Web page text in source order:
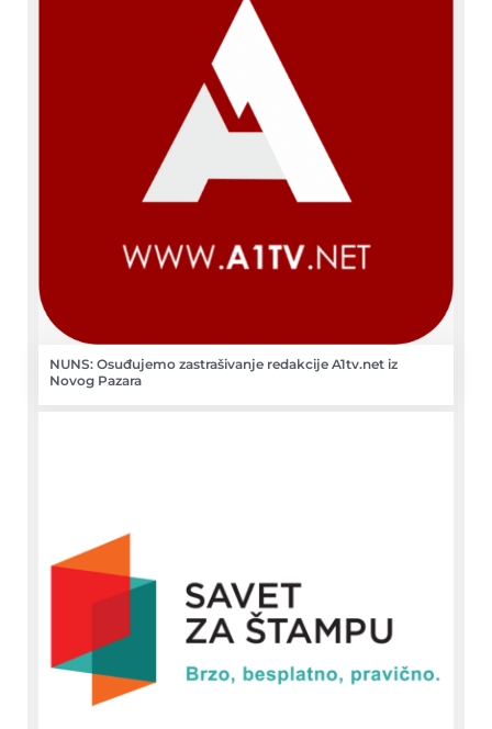
NUNS: Osuđujemo zastrašivanje redakcije A1tv.net iz
Novog Pazara